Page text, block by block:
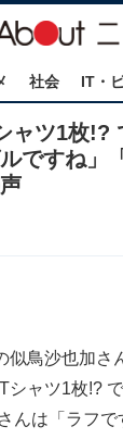
社会 IT・
ャツ1枚!?
ルですね」
似鳥沙也加さ
シャツ1枚!?
んは「ラフ